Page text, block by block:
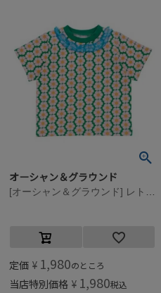
オーシャン＆グラウンド
定価 ¥ 1,980のところ
当店特別価格 ¥ 1,980税込